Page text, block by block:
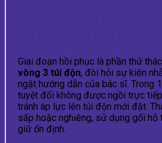
Giai đoạn hồi phục là phần thử
vòng 3 túi độn, đòi hỏi sự kiên
ngặt hướng dẫn của bác sĩ. Trong
tuyệt đối không được ngồi trực
tránh áp lực lên túi độn mới đặt.
sấp hoặc nghiêng, sử dụng gối hỗ
giữ ổn định.